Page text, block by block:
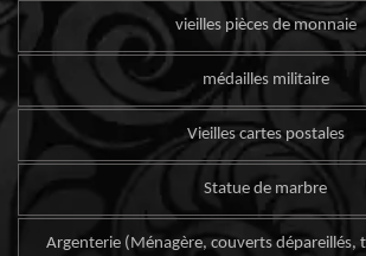
vieilles pièces de monnaie
médailles militaire
Vieilles cartes postales
Statue de marbre
Argenterie (Ménagère, couverts dépareillés,